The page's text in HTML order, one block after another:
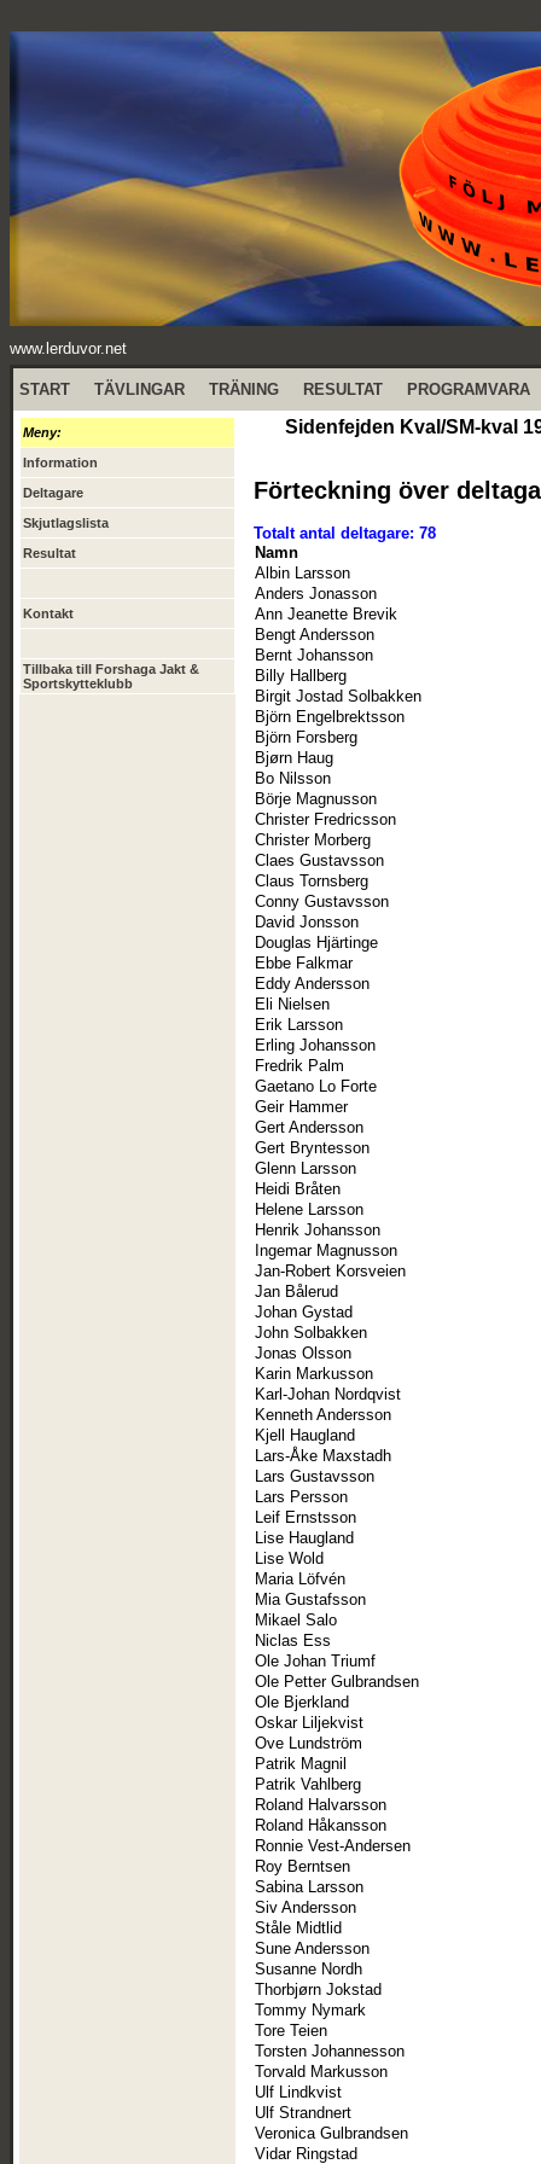
www.lerduvor.net
START TÄVLINGAR TRÄNING RESULTAT PROGRAMVARA
Meny:
Information
Deltagare
Skjutlagslista
Resultat
Kontakt
Tillbaka till Forshaga Jakt &
Sportskytteklubb
Sidenfejden Kval/SM-kval
Förteckning över
Totalt antal deltagare: 78
Namn
Albin Larsson
Anders Jonasson
Ann Jeanette Brevik
Bengt Andersson
Bernt Johansson
Billy Hallberg
Birgit Jostad Solbakken
Björn Engelbrektsson
Björn Forsberg
Bjørn Haug
Bo Nilsson
Börje Magnusson
Christer Fredricsson
Christer Morberg
Claes Gustavsson
Claus Tornsberg
Conny Gustavsson
David Jonsson
Douglas Hjärtinge
Ebbe Falkmar
Eddy Andersson
Eli Nielsen
Erik Larsson
Erling Johansson
Fredrik Palm
Gaetano Lo Forte
Geir Hammer
Gert Andersson
Gert Bryntesson
Glenn Larsson
Heidi Bråten
Helene Larsson
Henrik Johansson
Ingemar Magnusson
Jan-Robert Korsveien
Jan Bålerud
Johan Gystad
John Solbakken
Jonas Olsson
Karin Markusson
Karl-Johan Nordqvist
Kenneth Andersson
Kjell Haugland
Lars-Åke Maxstadh
Lars Gustavsson
Lars Persson
Leif Ernstsson
Lise Haugland
Lise Wold
Maria Löfvén
Mia Gustafsson
Mikael Salo
Niclas Ess
Ole Johan Triumf
Ole Petter Gulbrandsen
Ole Bjerkland
Oskar Liljekvist
Ove Lundström
Patrik Magnil
Patrik Vahlberg
Roland Halvarsson
Roland Håkansson
Ronnie Vest-Andersen
Roy Berntsen
Sabina Larsson
Siv Andersson
Ståle Midtlid
Sune Andersson
Susanne Nordh
Thorbjørn Jokstad
Tommy Nymark
Tore Teien
Torsten Johannesson
Torvald Markusson
Ulf Lindkvist
Ulf Strandnert
Veronica Gulbrandsen
Vidar Ringstad